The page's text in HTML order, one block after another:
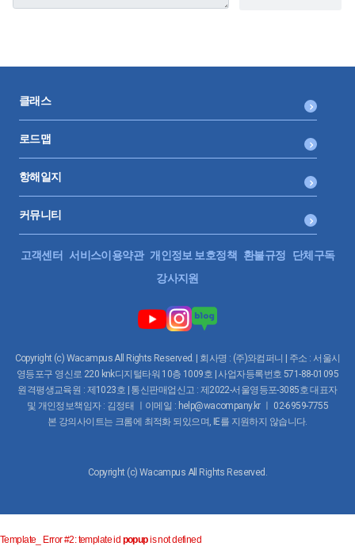
클래스
로드맵
항해일지
커뮤니티
고객센터 서비스이용약관 개인정보 보호정책 환불규정
단체구독
강사지원
Copyright (c) Wacampus All Rights Reserved. | 회사명 : (주)와컴퍼니 | 주소 : 서울시
영등포구 영신로 220 knk디지털타워 10층 1009호 | 사업자등록번호 571-88-01095
원격평생교육원 : 제1023호 | 통신판매업신고 : 제2022-서울영등포-3085호 대표자
및 개인정보책임자 : 김정태 ㅣ이메일 : help@wacompany.kr ㅣ 02-6959-7755
본 강의사이트는 크롬에 최적화 되있으며, IE를 지원하지 않습니다.
Copyright (c) Wacampus All Rights Reserved.
Template_ Error #2: template id popupis not defined